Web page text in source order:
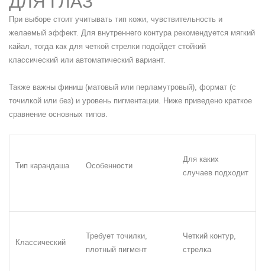
При выборе стоит учитывать тип кожи, чувствительность и
желаемый эффект. Для внутреннего контура рекомендуется мягкий
кайал, тогда как для четкой стрелки подойдет стойкий
классический или автоматический вариант.
Также важны финиш (матовый или перламутровый), формат (с
точилкой или без) и уровень пигментации. Ниже приведено краткое
сравнение основных типов.
Тип карандаша Особенности
Для каких
случаев подходит
Классический
Требует точилки,
плотный пигмент
Четкий контур,
стрелка